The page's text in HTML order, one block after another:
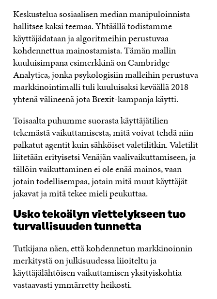
Keskustelua sosiaalisen median manipuloinnista
hallitsee kaksi teemaa. Yhtäällä todistamme
käyttäjädataan ja algoritmeihin perustuvaa
kohdennettua mainostamista. Tämän mallin
kuuluisimpana esimerkkinä on Cambridge
Analytica, jonka psykologisiin malleihin perustuva
markkinointimalli tuli kuuluisaksi keväällä 2018
yhtenä välineenä jota Brexit-kampanja käytti.
Toisaalta puhumme suorasta käyttäjätilien
tekemästä vaikuttamisesta, mitä voivat tehdä niin
palkatut agentit kuin sähköiset valetilitkin. Valetilit
liitetään erityisetsi Venäjän vaalivaikuttamiseen, ja
tällöin vaikuttaminen ei ole enää mainos, vaan
jotain todellisempaa, jotain mitä muut käyttäjät
jakavat ja mitä tekee mieli peukuttaa.
Usko tekoälyn viettelykseen tuo
turvallisuuden tunnetta
Tutkijana näen, että kohdennetun markkinoinnin
merkitystä on julkisuudessa liioiteltu ja
käyttäjälähtöisen vaikuttamisen yksityiskohtia
vastaavasti ymmärretty heikosti.